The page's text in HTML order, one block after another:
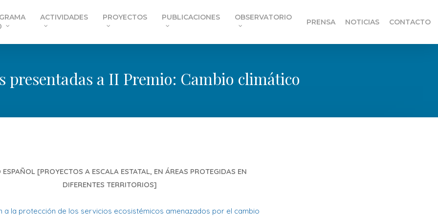
ACTIVIDADES PROYECTOS PUBLICACIONES OBSERVATORIO
PRENSA NOTICIAS CONTACTO
presentadas a II Premio: Cambio climático
ESPAÑOL [PROYECTOS A ESCALA ESTATAL, EN ÁREAS PROTEGIDAS EN
DIFERENTES TERRITORIOS]
a la protección de los servicios ecosistémicos amenazados por el cambio